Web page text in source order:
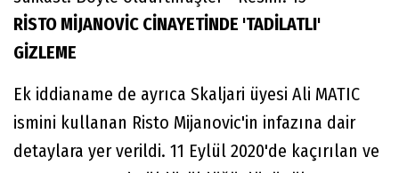
RİSTO MİJANOVİC CİNAYETİNDE 'TADİLATLI'
GİZLEME
Ek iddianame de ayrıca Skaljari üyesi Ali MATIC
ismini kullanan Risto Mijanovic'in infazına dair
detaylara yer verildi. 11 Eylül 2020'de kaçırılan ve